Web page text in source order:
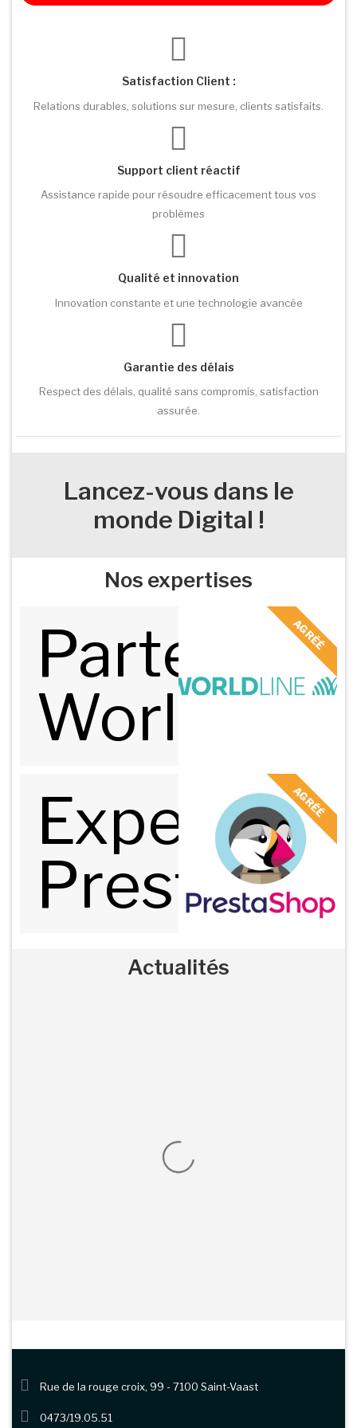
Satisfaction Client :
Relations durables, solutions sur mesure, clients satisfaits.
Support client réactif
Assistance rapide pour résoudre efficacement tous vos
problèmes
Qualité et innovation
Innovation constante et une technologie avancée
Garantie des délais
Respect des délais, qualité sans compromis, satisfaction
assurée.
Lancez-vous dans le
monde Digital !
Nos expertises
Partenaire
Worldline
AGRÉÉ
Expert
AGRÉÉ
Actualités
Rue de la rouge croix, 99 - 7100 Saint-Vaast
0473/19.05.51